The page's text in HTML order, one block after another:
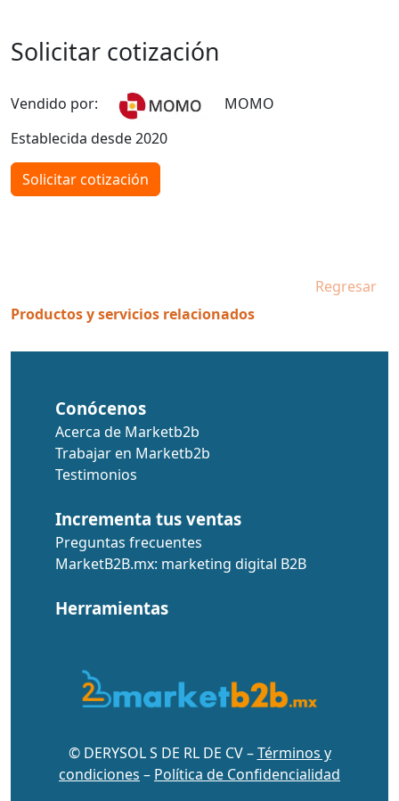
Solicitar cotización
Vendido por:
MOMO
Establecida desde 2020
Solicitar cotización
Regresar
Productos y servicios relacionados
Conócenos
Acerca de Marketb2b
Trabajar en Marketb2b
Testimonios
Incrementa tus ventas
Preguntas frecuentes
MarketB2B.mx: marketing digital B2B
Herramientas
© DERYSOL S DE RL DE CV –Términos y
condiciones – Política de Confidencialidad